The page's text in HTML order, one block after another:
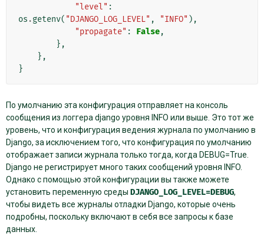
"level" :
os .getenv( "DJANGO_LOG_LEVEL" , "INFO" ),
"propagate" : False,
},
},
}
По умолчанию эта конфигурация отправляет на консоль
сообщения из логгера django уровня INFO или выше. Это тот же
уровень, что и конфигурация ведения журнала по умолчанию в
Django, за исключением того, что конфигурация по умолчанию
отображает записи журнала только тогда, когда DEBUG=True.
Django не регистрирует много таких сообщений уровня INFO.
Однако с помощью этой конфигурации вы также можете
установить переменную среды DJANGO_LOG_LEVEL=DEBUG,
чтобы видеть все журналы отладки Django, которые очень
подробны, поскольку включают в себя все запросы к базе
данных.